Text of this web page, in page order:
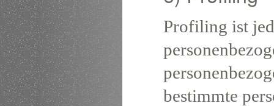
Profiling ist
bestimmte